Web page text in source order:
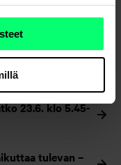
23.6. klo 5.45-
tulevan –